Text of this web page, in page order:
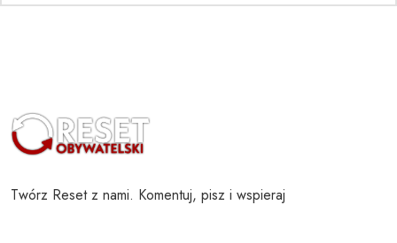
Twórz Reset z nami. Komentuj, pisz i wspieraj